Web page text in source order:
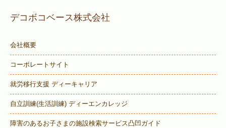
デコボコベース株式会社
会社概要
コーポレートサイト
就労移行支援 ディーキャリア
自立訓練(生活訓練) ディーエンカレッジ
障害のあるお子さまの施設検索サービス凸凹ガイド